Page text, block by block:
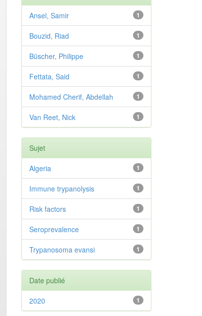
1
Ansel, Samir
1
Bouzid, Riad
1
Büscher, Philippe
1
Fettata, Said
1
Mohamed Cherif, Abdellah
1
Van Reet, Nick
Sujet
1
Algeria
1
Immune trypanolysis
1
Risk factors
1
Seroprevalence
1
Trypanosoma evansi
Date publié
1
2020